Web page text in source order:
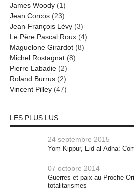
James Woody (1)
Jean Corcos (23)
Jean-François Lévy (3)
Le Père Pascal Roux (4)
Maguelone Girardot (8)
Michel Rostagnat (8)
Pierre Labadie (2)
Roland Burrus (2)
Vincent Pilley (47)
LES PLUS LUS
24 septembre 2015
Yom Kippur, Eid al-Adha:
07 octobre 2014
Guerres et paix au Proche-
totalitarismes